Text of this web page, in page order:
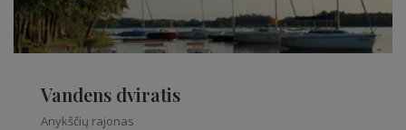
Vandens dviratis
Anykščių rajonas